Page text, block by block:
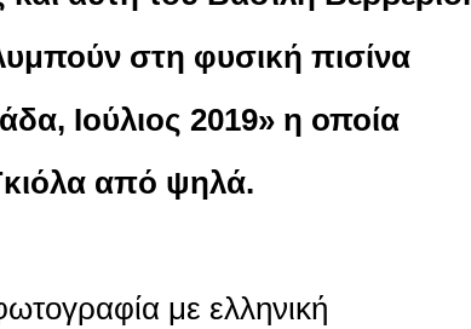
στη φυσική πισίνα
Ιούλιος 2019» η οποία
από ψηλά.
με ελληνική